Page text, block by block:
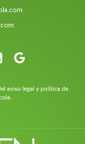
aviso legal y política de